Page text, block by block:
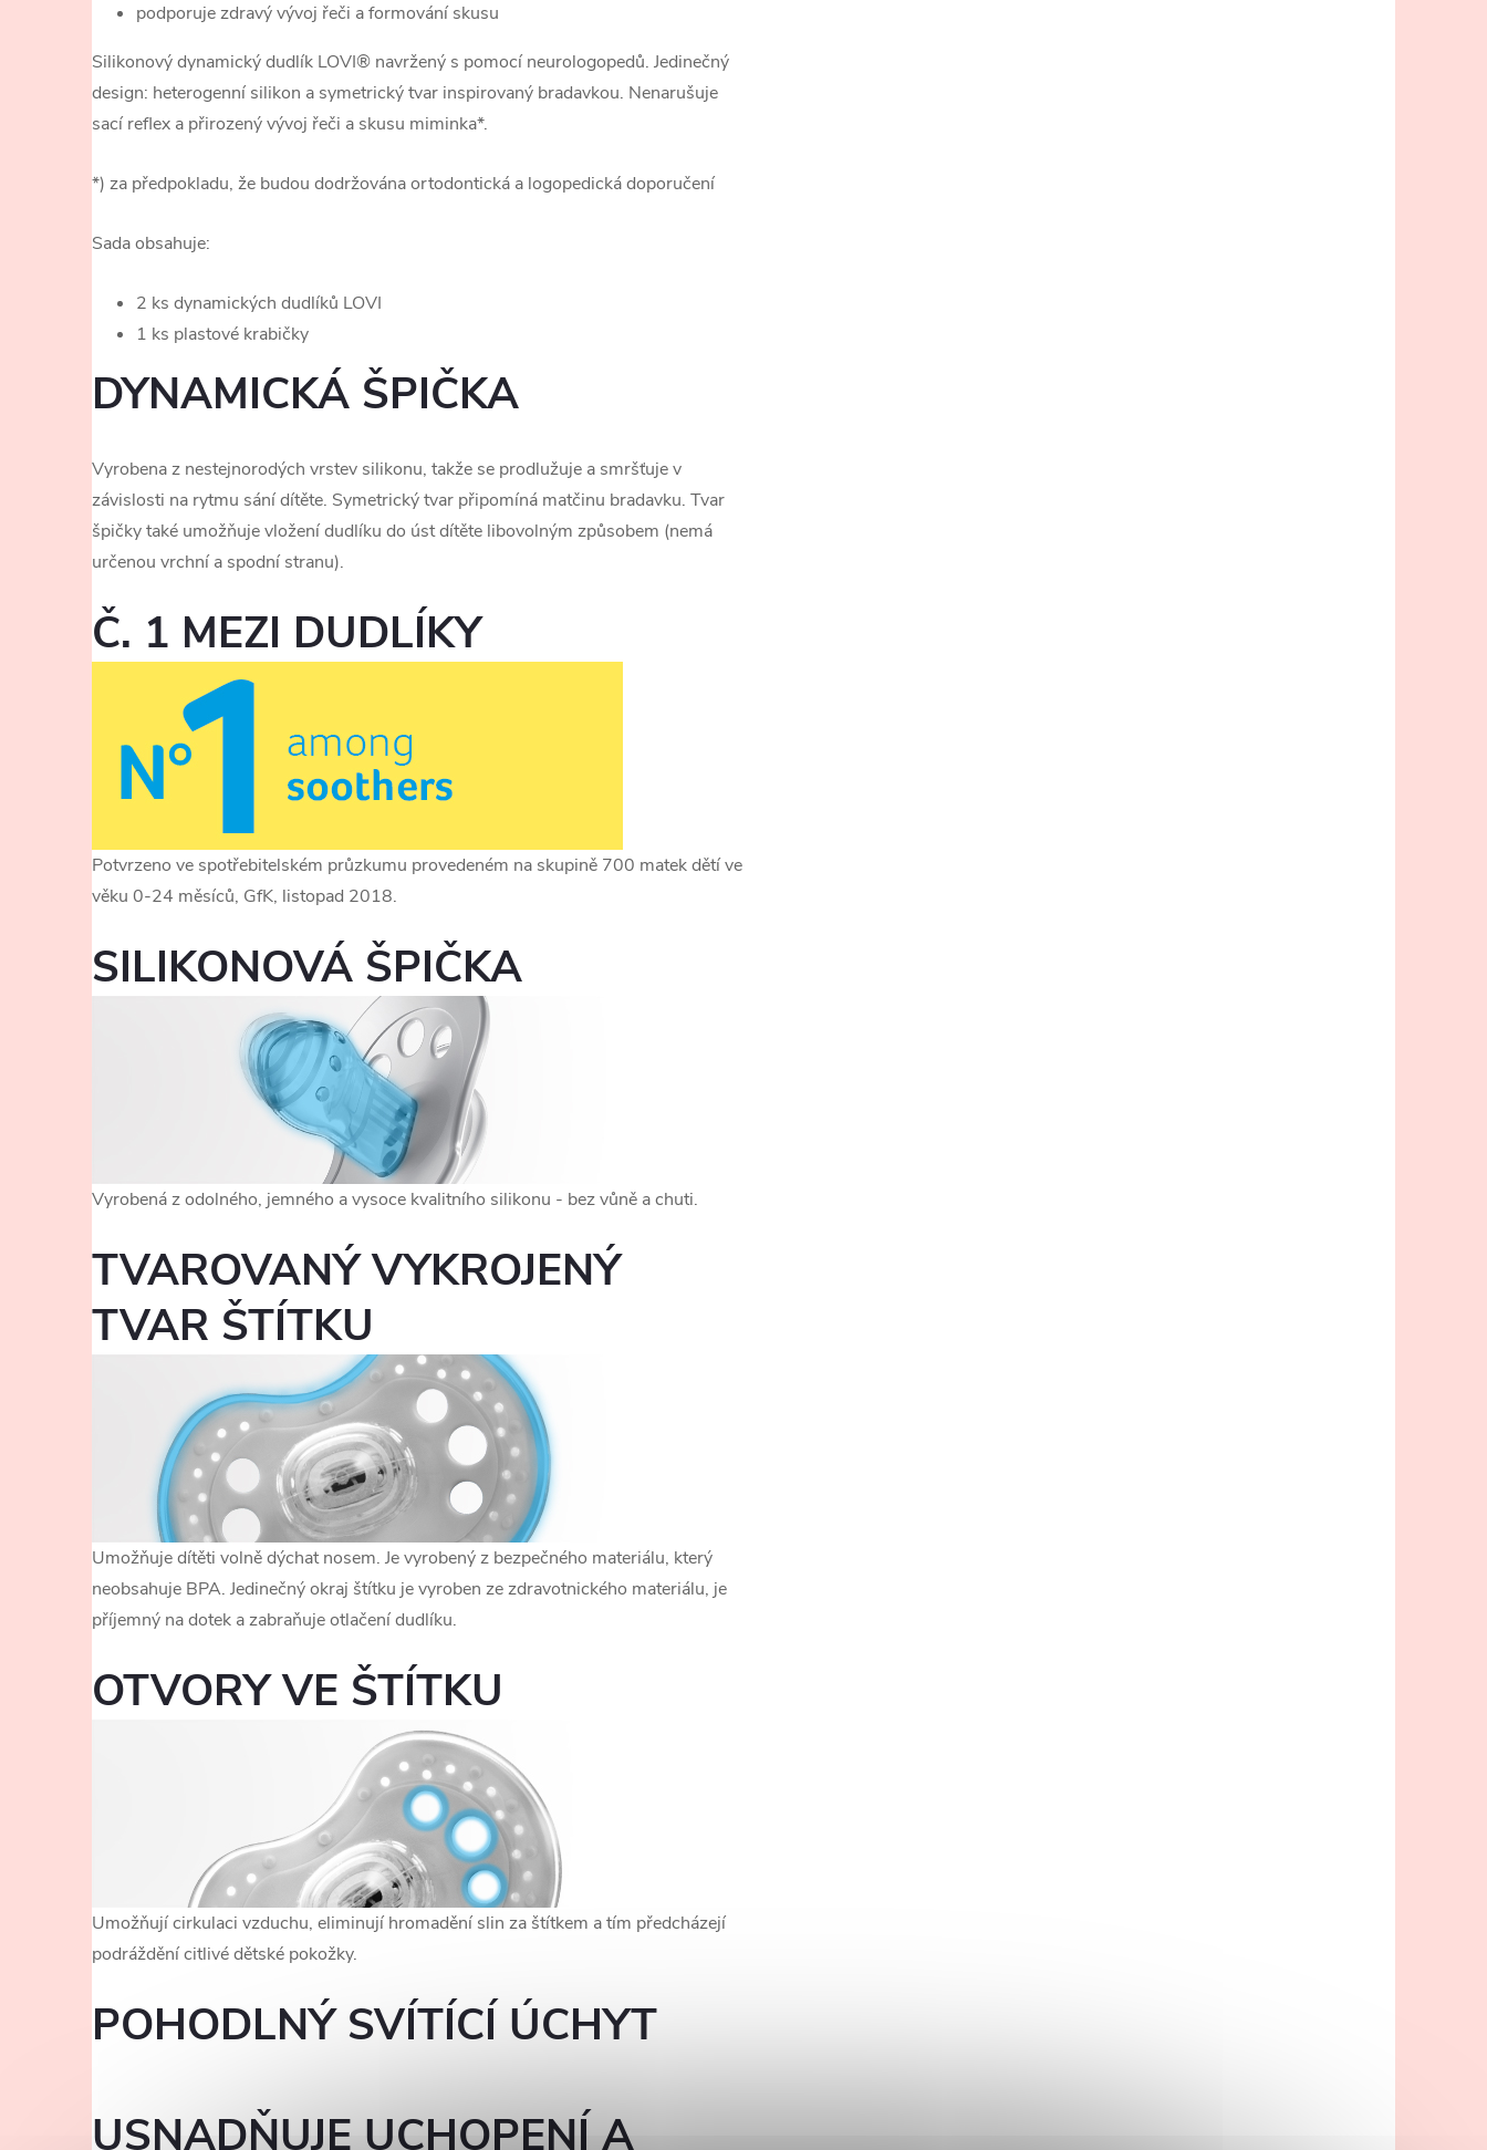
podporuje zdravý vývoj řeči a formování skusu
Silikonový dynamický dudlík LOVI® navržený s pomocí neurologopedů. Jedinečný
design: heterogenní silikon a symetrický tvar inspirovaný bradavkou. Nenarušuje
sací reflex a přirozený vývoj řeči a skusu miminka*.
*) za předpokladu, že budou dodržována ortodontická a logopedická doporučení​
Sada obsahuje:
2 ks dynamických dudlíků LOVI
1 ks plastové krabičky
DYNAMICKÁ ŠPIČKA
Vyrobena z nestejnorodých vrstev silikonu, takže se prodlužuje a smršťuje v
závislosti na rytmu sání dítěte. Symetrický tvar připomíná matčinu bradavku. Tvar
špičky také umožňuje vložení dudlíku do úst dítěte libovolným způsobem (nemá
určenou vrchní a spodní stranu).
Č. 1 MEZI DUDLÍKY
Potvrzeno ve spotřebitelském průzkumu provedeném na skupině 700 matek dětí ve
věku 0-24 měsíců, GfK, listopad 2018.
SILIKONOVÁ ŠPIČKA
Vyrobená z odolného, ​​jemného a vysoce kvalitního silikonu - bez vůně a chuti.
TVAROVANÝ VYKROJENÝ
TVAR ŠTÍTKU
Umožňuje dítěti volně dýchat nosem. Je vyrobený z bezpečného materiálu, který
neobsahuje BPA. Jedinečný okraj štítku je vyroben ze zdravotnického materiálu, je
příjemný na dotek a zabraňuje otlačení dudlíku.
OTVORY VE ŠTÍTKU
Umožňují cirkulaci vzduchu, eliminují hromadění slin za štítkem a tím předcházejí
podráždění citlivé dětské pokožky.
POHODLNÝ SVÍTÍCÍ ÚCHYT
USNADŇUJE UCHOPENÍ A